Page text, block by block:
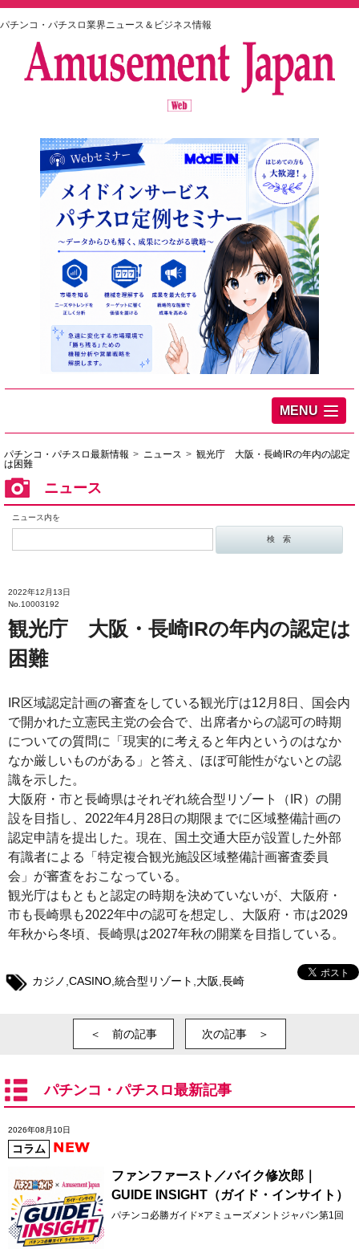
パチンコ・パチスロ業界ニュース＆ビジネス情報
MENU
パチンコ・パチスロ最新情報 ニュース
観光庁 大阪・長崎IRの年内の認定
は困難
ニュース
ニュース内を
2022年12月13日
No.10003192
観光庁 大阪・長崎IRの年内の認定は
困難
IR区域認定計画の審査をしている観光庁は12月8日、国会内
で開かれた立憲民主党の会合で、出席者からの認可の時期
についての質問に「現実的に考えると年内というのはなか
なか厳しいものがある」と答え、ほぼ可能性がないとの認
識を示した。
大阪府・市と長崎県はそれぞれ統合型リゾート（IR）の開
設を目指し、2022年4月28日の期限までに区域整備計画の
認定申請を提出した。現在、国土交通大臣が設置した外部
有識者による「特定複合観光施設区域整備計画審査委員
会」が審査をおこなっている。
観光庁はもともと認定の時期を決めていないが、大阪府・
市も長崎県も2022年中の認可を想定し、大阪府・市は2029
年秋から冬頃、長崎県は2027年秋の開業を目指している。
カジノ CASINO 統合型リゾート 大阪 長崎
＜ 前の記事 次の記事 ＞
パチンコ・パチスロ最新記事
2026年08月10日
コラム
ファンファースト／バイク修次郎｜
GUIDE INSIGHT（ガイド・インサイト）
パチンコ必勝ガイド×アミューズメントジャパン第1回